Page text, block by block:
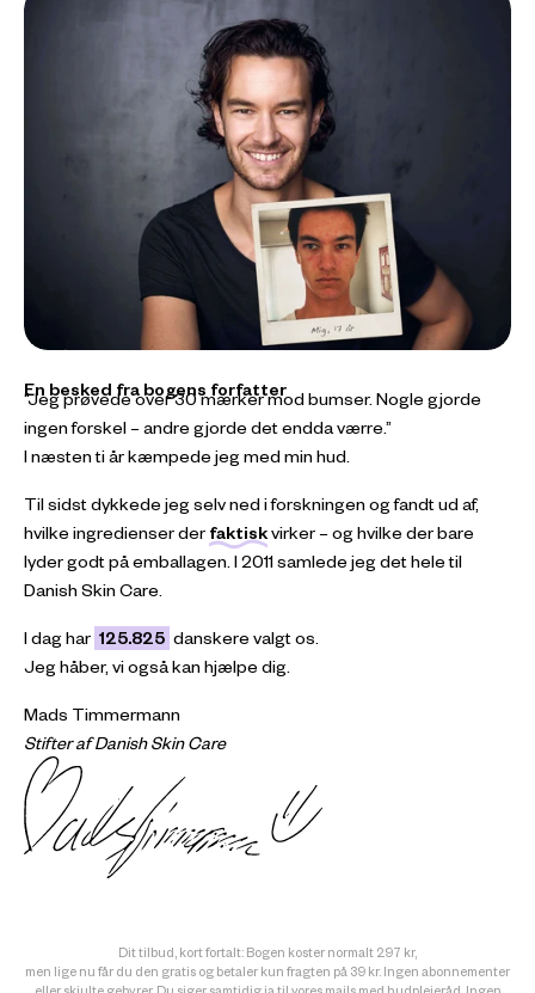
En besked fra bogens forfatter
Jeg prøvede over 30 mærker mod bumser. Nogle gjorde
ingen forskel – andre gjorde det endda værre.
I næsten ti år kæmpede jeg med min hud.
Til sidst dykkede jeg selv ned i forskningen og fandt ud af,
hvilke ingredienser der faktiskvirker – og hvilke der bare
lyder godt på emballagen. I 2011 samlede jeg det hele til
Danish Skin Care.
I dag har 125.825 danskere valgt os.
Jeg håber, vi også kan hjælpe dig.
Mads Timmermann
Stifter af Danish Skin Care
Dit tilbud, kort fortalt: Bogen koster normalt 297 kr,
men lige nu får du den gratis og betaler kun fragten på 39 kr. Ingen abonnementer